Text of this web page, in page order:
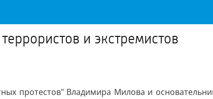
и экстремистов
протестов" Владимира Милова и